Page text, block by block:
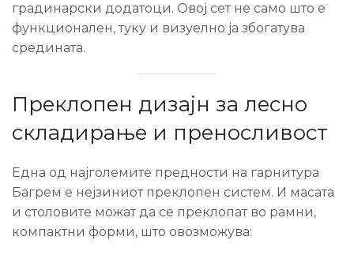
градинарски додатоци. Овој сет не само што е
функционален, туку и визуелно ја збогатува
средината.
Преклопен дизајн за лесно
складирање и преносливост
Една од најголемите предности на гарнитура
Багрем е нејзиниот преклопен систем. И масата
и столовите можат да се преклопат во рамни,
компактни форми, што овозможува: